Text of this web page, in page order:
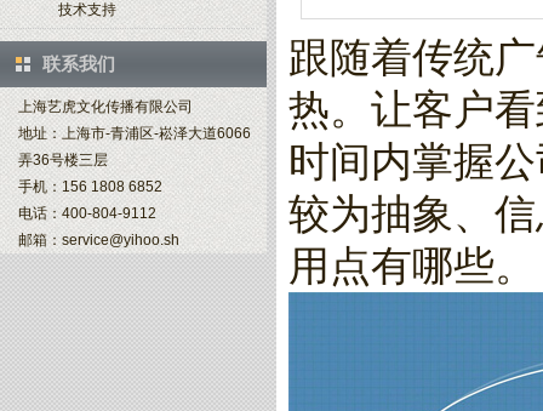
技术支持
联系我们
上海艺虎文化传播有限公司
地址：上海市-青浦区-崧泽大道6066
弄36号楼三层
手机：156 1808 6852
电话：400-804-9112
邮箱：service@yihoo.sh
跟随着传统
热。让客户
时间内掌握
较为抽象、
用点有哪些。